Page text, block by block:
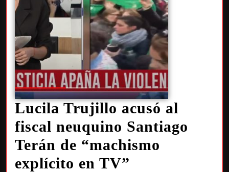
Lucila Trujillo acusó al
fiscal neuquino Santiago
Terán de “machismo
explícito en TV”